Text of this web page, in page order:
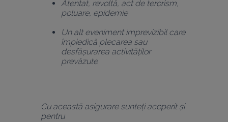
Atentat, revoltă, act de terorism,
poluare, epidemie
Un alt eveniment imprevizibil care
împiedică plecarea sau
desfășurarea activităților
prevăzute
Cu această asigurare sunteți acoperit și
pentru